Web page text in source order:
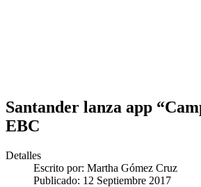
Santander lanza app
EBC
Detalles
Escrito por: Martha Gómez Cruz
Publicado: 12 Septiembre 2017